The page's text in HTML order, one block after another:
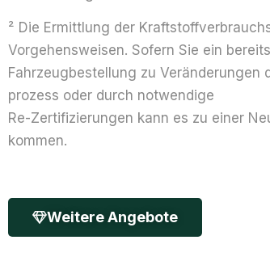
² Die Ermittlung der
Vorgehens­weisen. Sofern Sie ein
Fahrzeugbestellung zu
prozess oder durch notwendige
Re-Zerti­fizierungen kann es zu einer
kommen.
Weitere Angebote